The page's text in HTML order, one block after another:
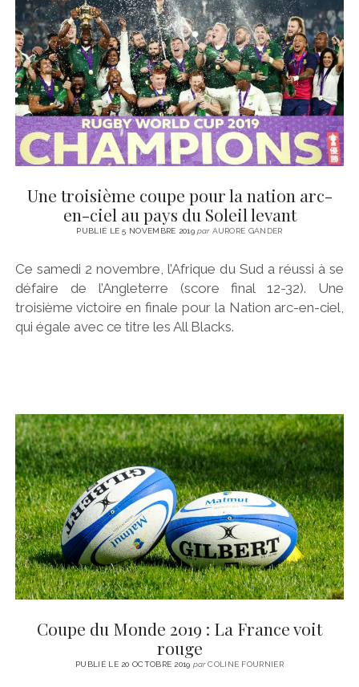
Une troisième coupe pour la nation arc-
en-ciel au pays du Soleil levant
PUBLIÉ LE 5 NOVEMBRE 2019parAURORE GANDER
Ce samedi 2 novembre, l’Afrique du Sud a réussi à se
défaire de l’Angleterre (score final 12-32). Une
troisième victoire en finale pour la Nation arc-en-ciel,
qui égale avec ce titre les All Blacks.
Coupe du Monde 2019 : La France voit
rouge
PUBLIÉ LE 20 OCTOBRE 2019 parCOLINE FOURNIER